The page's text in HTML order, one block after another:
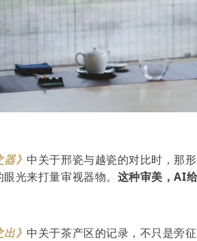
器》 中关于邢瓷与越瓷的对比时，那
光来打量审视器物。 这种审美，AI给
出》 中关于茶产区的记录，不只是旁